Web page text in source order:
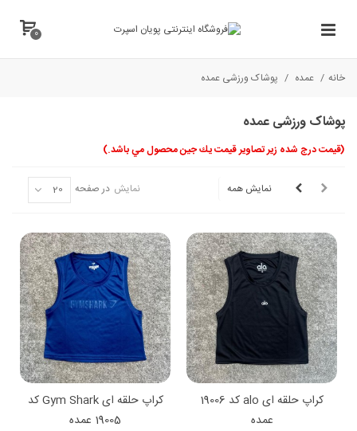
0
خانه / عمده / پوشاک ورزشی عمده
پوشاک ورزشی عمده
(قيمت درج شده زير تصاوير قيمت يك جين محصول مي باشد.)
نمایش 20 در صفحه نمایش همه
کراپ حلقه ای alo کد 19006
عمده
کراپ حلقه ای Gym Shark کد
19005 عمده